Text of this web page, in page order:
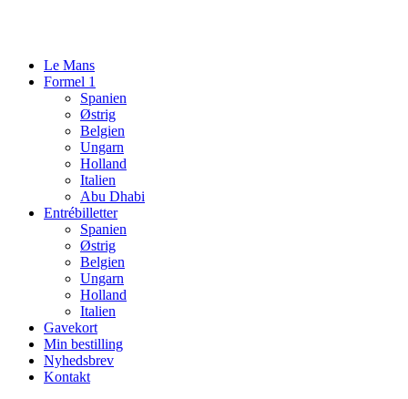
Le Mans
Formel 1
Spanien
Østrig
Belgien
Ungarn
Holland
Italien
Abu Dhabi
Entrébilletter
Spanien
Østrig
Belgien
Ungarn
Holland
Italien
Gavekort
Min bestilling
Nyhedsbrev
Kontakt